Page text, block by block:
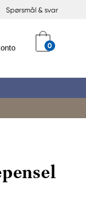
Spørsmål & svar